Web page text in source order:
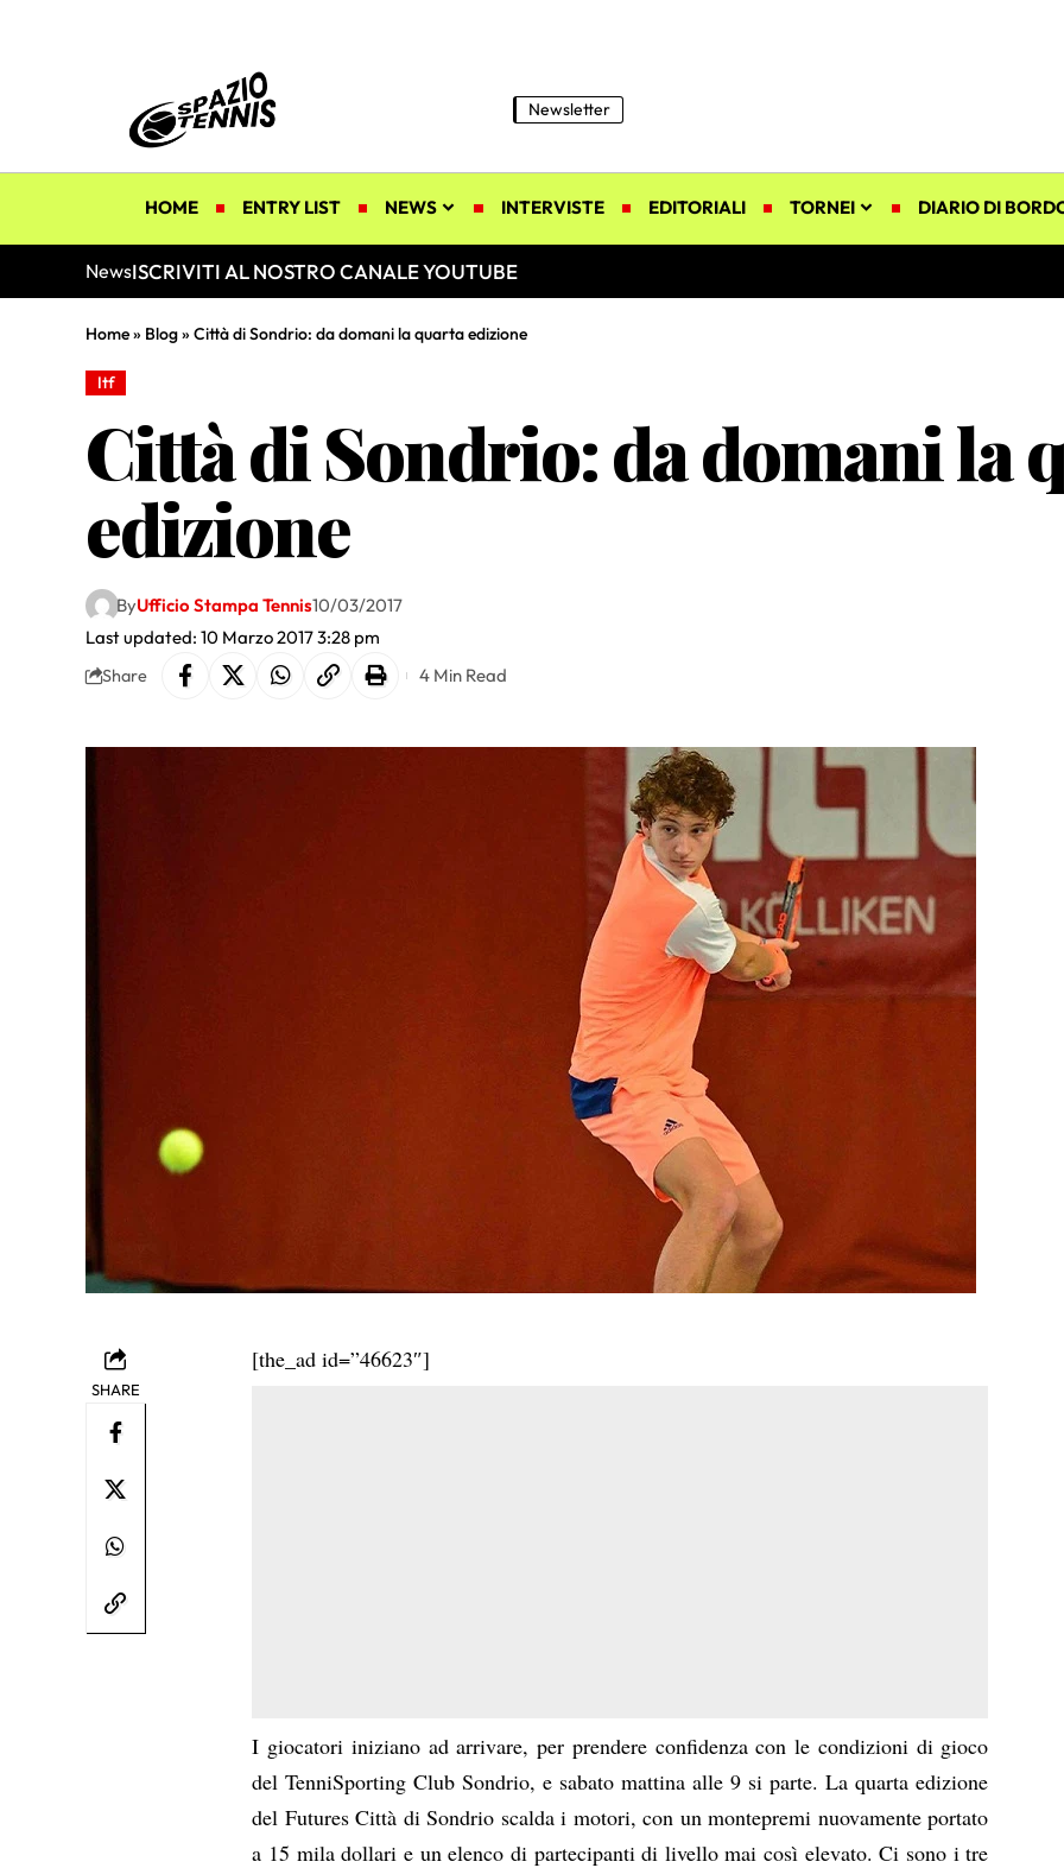
Newsletter
HOME ENTRY LIST NEWS INTERVISTE EDITORIALI TORNEI DIARIO DI
NewsISCRIVITI AL NOSTRO CANALE YOUTUBE
Home» Blog» Città di Sondrio: da domani la quarta edizione
Itf
Città di Sondrio: da domani la
edizione
Last updated: 10 Marzo 2017 3:28 pm
ByUfficio Stampa Tennis10/03/2017
Share 4 Min Read
SHARE
[the_ad id=”46623″]
I giocatori iniziano ad arrivare, per prendere confidenza con le condizioni di gioco
del TenniSporting Club Sondrio, e sabato mattina alle 9 si parte. La quarta edizione
del Futures Città di Sondrio scalda i motori, con un montepremi nuovamente portato
a 15 mila dollari e un elenco di partecipanti di livello mai così elevato. Ci sono i tre